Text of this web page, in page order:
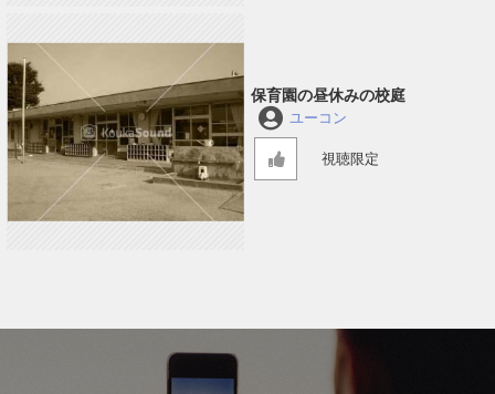
保育園の昼休みの校庭
ユーコン
視聴限定